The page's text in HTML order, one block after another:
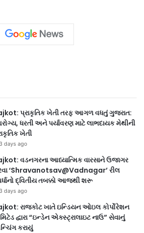
પ્રાકૃતિક ખેતી તરફ આગળ વધતું ગુજરાત:
ધરતી અને પર્યાવરણ માટે લાભદાયક મેથીની
ખેતી
3 days ago
વડનગરના આધ્યાત્મિક વારસાને ઉજાગર
‘Shravanotsav@Vadnagar’ રીલ
દ્વિતીય તબક્કો આજથી શરૂ
3 days ago
રાજકોટ ખાતે ઇન્ડિયન ઓઇલ કોર્પોરેશન
દ્વારા “ઇન્ડેન એક્સ્ટ્રાલાઇટ નાઉ” સેવાનું
કરાયું